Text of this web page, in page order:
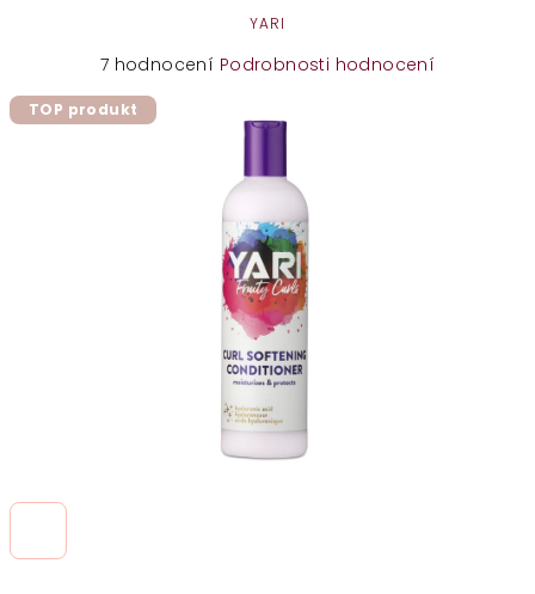
YARI
Průměrné
produktu
7 hodnocení Podrobnosti hodnocení
TOP produkt